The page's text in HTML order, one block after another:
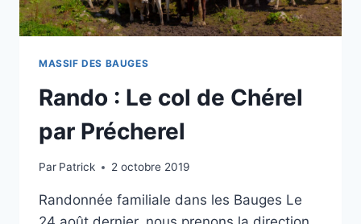
MASSIF DES BAUGES
Rando : Le col de Chérel
par Précherel
Par Patrick 2 octobre 2019
Randonnée familiale dans les Bauges Le